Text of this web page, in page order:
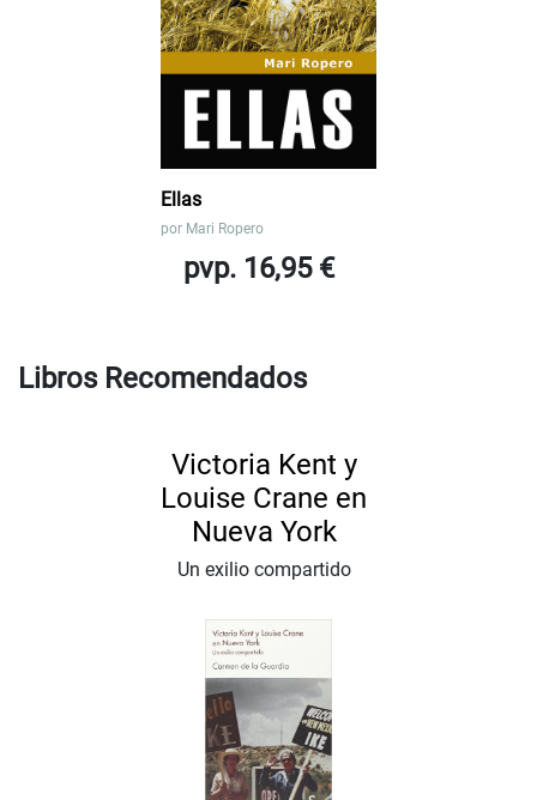
Ellas
por Mari Ropero
pvp. 16,95 €
Libros Recomendados
Victoria Kent y
Louise Crane en
Nueva York
Un exilio compartido